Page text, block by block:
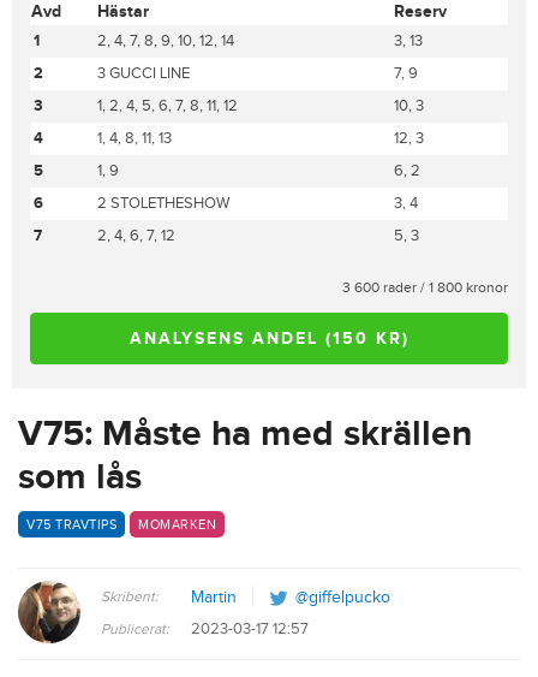
Avd Hästar Reserv
1 2, 4, 7, 8, 9, 10, 12, 14
3, 13
2
3 GUCCI LINE
7, 9
3
1, 2, 4, 5, 6, 7, 8, 11, 12
10, 3
4
1, 4, 8, 11, 13
12, 3
5
1, 9
6, 2
6
2 STOLETHESHOW
3, 4
7
2, 4, 6, 7, 12 5, 3
3 600 rader / 1 800 kronor
ANALYSENS ANDEL (150 KR)
V75: Måste ha med skrällen
som lås
V75 TRAVTIPS MOMARKEN
Skribent: Martin @giffelpucko
Publicerat: 2023-03-17 12:57